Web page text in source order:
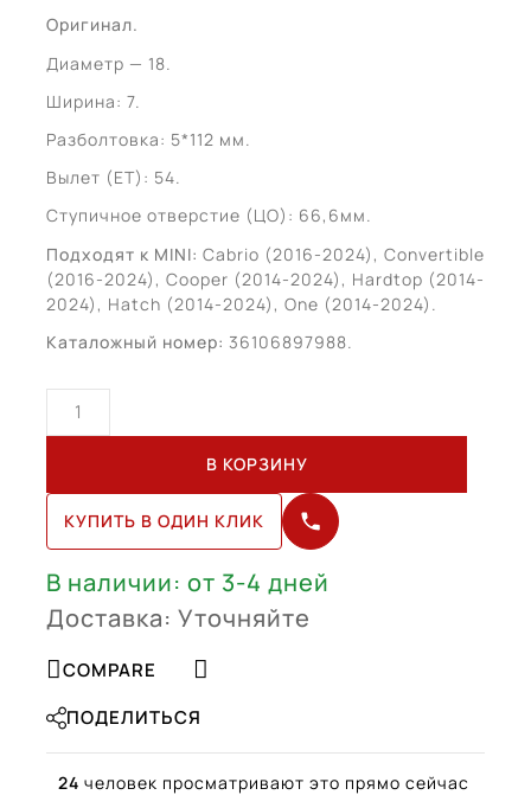
Оригинал.
Диаметр — 18.
Ширина: 7.
Разболтовка: 5*112 мм.
Вылет (ET): 54.
Ступичное отверстие (ЦО): 66,6мм.
Подходят к MINI: Cabrio (2016-2024), Convertible
(2016-2024), Cooper (2014-2024), Hardtop (2014-
2024), Hatch (2014-2024), One (2014-2024).
Каталожный номер: 36106897988.
Количество
товара
R18
(36106897988)
В КОРЗИНУ
КУПИТЬ В ОДИН КЛИК
В наличии: от 3-4 дней
Доставка: Уточняйте
COMPARE
ПОДЕЛИТЬСЯ
24 человек просматривают это прямо сейчас